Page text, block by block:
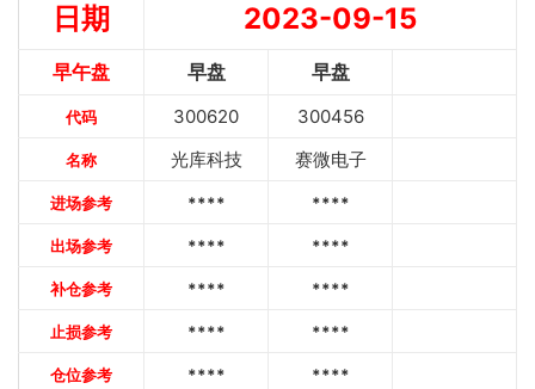
日期 2023-09-15
早午盘 早盘 早盘
代码 300620 300456
名称 光库科技 赛微电子
进场参考 **** ****
出场参考 **** ****
补仓参考 **** ****
止损参考 **** ****
仓位参考 **** ****